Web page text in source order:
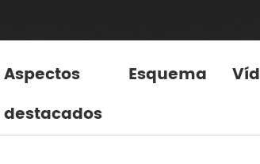
Aspectos
destacados
Esquema